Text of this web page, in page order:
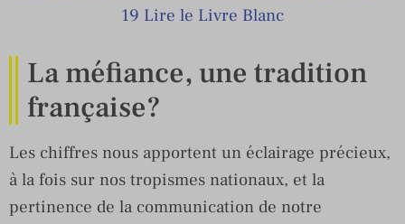
19 Lire le Livre Blanc
La méfiance, une tradition
française?
Les chiffres nous apportent un éclairage précieux,
à la fois sur nos tropismes nationaux, et la
pertinence de la communication de notre